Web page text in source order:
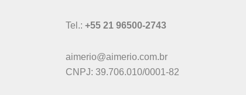
Tel.: +55 21 96500-2743
aimerio@aimerio.com.br
CNPJ: 39.706.010/0001-82